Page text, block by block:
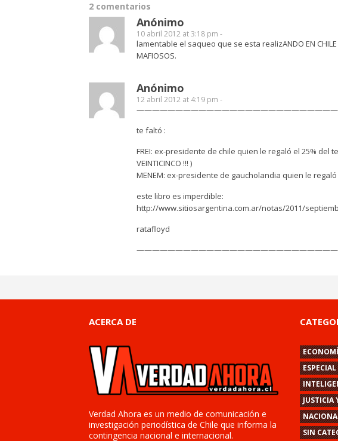
2 comentarios
Anónimo
10 abril 2012 at 3:18 pm -
lamentable el saqueo que se esta realizANDO EN CHILE
MAFIOSOS.
Anónimo
12 abril 2012 at 4:19 pm -
te faltó :
FREI: ex-presidente de chile quien le regaló el 25% del
VEINTICINCO !!! )
MENEM: ex-presidente de gaucholandia quien le
este libro es imperdible:
http://www.sitiosargentina.com.ar/notas/2011/
ratafloyd
ACERCA DE
Verdad Ahora es un medio de comunicación e
investigación periodística de Chile que informa la
contingencia nacional e internacional.
JUSTICIA
SIN